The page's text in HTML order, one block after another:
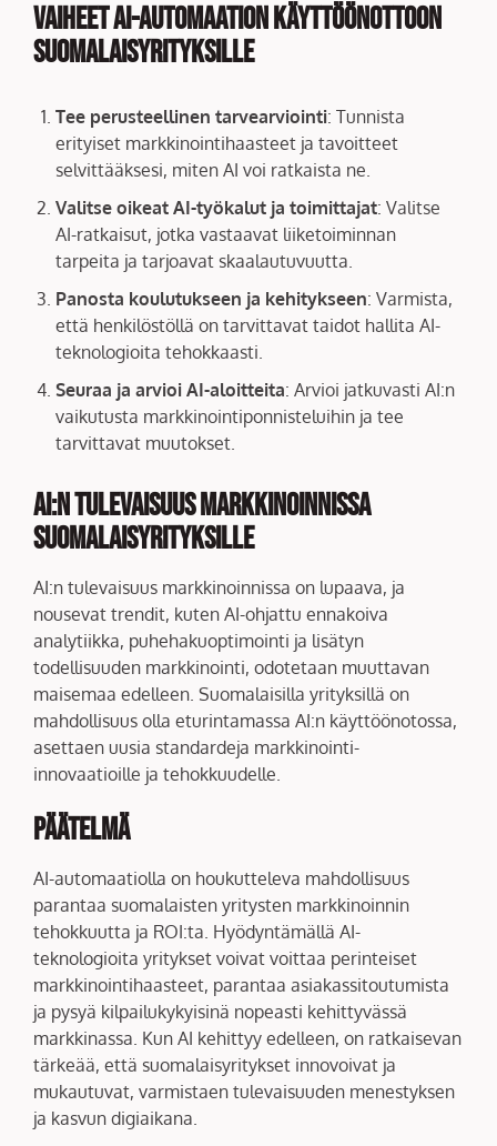
Vaiheet AI-automaation käyttöönottoon
suomalaisyrityksille
Tee perusteellinen tarvearviointi: Tunnista
erityiset markkinointihaasteet ja tavoitteet
selvittääksesi, miten AI voi ratkaista ne.
Valitse oikeat AI-työkalut ja toimittajat: Valitse
AI-ratkaisut, jotka vastaavat liiketoiminnan
tarpeita ja tarjoavat skaalautuvuutta.
Panosta koulutukseen ja kehitykseen: Varmista,
että henkilöstöllä on tarvittavat taidot hallita AI-
teknologioita tehokkaasti.
Seuraa ja arvioi AI-aloitteita: Arvioi jatkuvasti AI:n
vaikutusta markkinointiponnisteluihin ja tee
tarvittavat muutokset.
AI:n tulevaisuus markkinoinnissa
suomalaisyrityksille
AI:n tulevaisuus markkinoinnissa on lupaava, ja
nousevat trendit, kuten AI-ohjattu ennakoiva
analytiikka, puhehakuoptimointi ja lisätyn
todellisuuden markkinointi, odotetaan muuttavan
maisemaa edelleen. Suomalaisilla yrityksillä on
mahdollisuus olla eturintamassa AI:n käyttöönotossa,
asettaen uusia standardeja markkinointi-
innovaatioille ja tehokkuudelle.
Päätelmä
AI-automaatiolla on houkutteleva mahdollisuus
parantaa suomalaisten yritysten markkinoinnin
tehokkuutta ja ROI:ta. Hyödyntämällä AI-
teknologioita yritykset voivat voittaa perinteiset
markkinointihaasteet, parantaa asiakassitoutumista
ja pysyä kilpailukykyisinä nopeasti kehittyvässä
markkinassa. Kun AI kehittyy edelleen, on ratkaisevan
tärkeää, että suomalaisyritykset innovoivat ja
mukautuvat, varmistaen tulevaisuuden menestyksen
ja kasvun digiaikana.